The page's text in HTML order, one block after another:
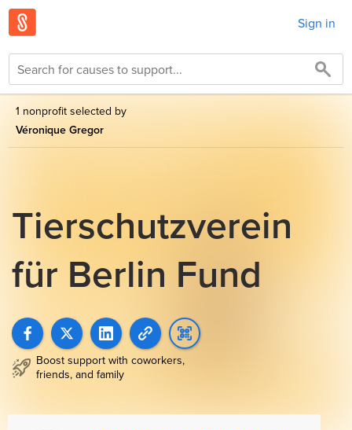
Sign in
1 nonprofit selected by
Véronique Gregor
Tierschutzverein
für Berlin Fund
Boost support with coworkers,
friends, and family